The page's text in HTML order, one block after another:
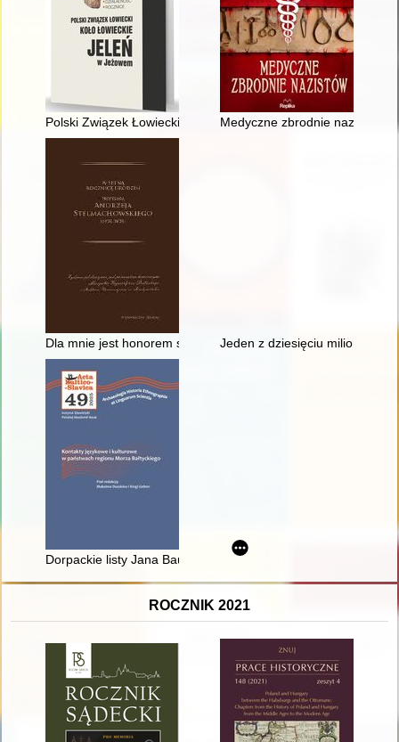
Polski Związek Łowiecki : Koło Łowieckie "Jeleń" w Jeżowem
Medyczne zbrodnie nazistów
Dla mnie jest honorem służyć Kościołowi" : związki Profesora
Jeden z dziesięciu milionów
Dorpackie listy Jana Baudouina de Courtenay do Jana
ROCZNIK 2021